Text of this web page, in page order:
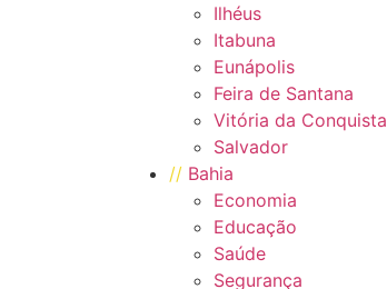
Ilhéus
Itabuna
Eunápolis
Feira de Santana
Vitória da Conquista
Salvador
// Bahia
Economia
Educação
Saúde
Segurança